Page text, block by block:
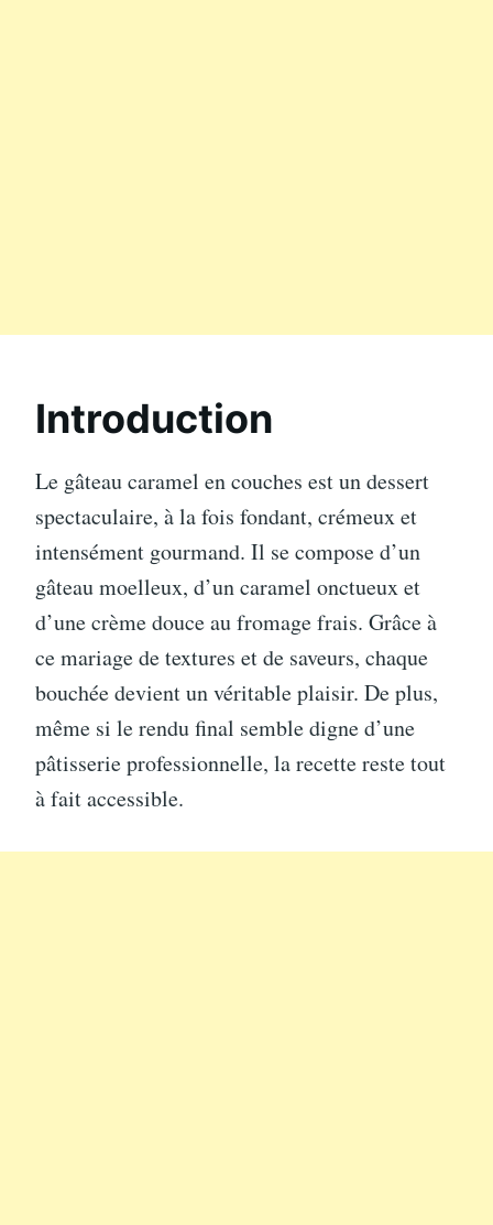
Introduction
Le gâteau caramel en couches est un dessert
spectaculaire, à la fois fondant, crémeux et
intensément gourmand. Il se compose d’un
gâteau moelleux, d’un caramel onctueux et
d’une crème douce au fromage frais. Grâce à
ce mariage de textures et de saveurs, chaque
bouchée devient un véritable plaisir. De plus,
même si le rendu final semble digne d’une
pâtisserie professionnelle, la recette reste tout
à fait accessible.